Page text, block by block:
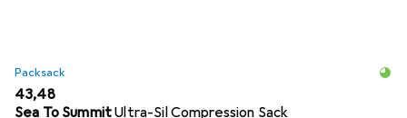
Packsack
EUR
43,48
Sea To SummitUltra-Sil Compression Sack